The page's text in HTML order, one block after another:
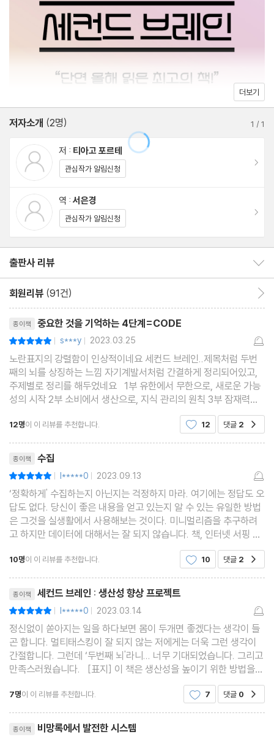
대의 기술과 융합했다. 우리의 두뇌가 불필요한 정보로 인해 과부하
에 걸리지 않도록 하고 중요한 지식을 효율적으로 활용할 수 있도록
하는 디지털 보관소를 구축한 것이다. ‘세컨드 브레인’이라 명명한
지, 모든 과정을 효율적으로 관리하는 기억 장치이자 생산 도구이다.
이 책을 읽은 독자들은 유례없는 정보 과잉 시대의 불안감과 피로함
을 극복하고 보다 도전적이고 창의적인 일을 해낼 힘을 얻게 될 것이
3부 잠재력에서 영향력으로, 창조적 과정의 완성
8장 창의적인 실행을 위한 세 가지 전략
9장 효율적인 실행을 위한 세 가지 습관
더보기
저자소개 (2명) 1 /1
저 : 티아고 포르테
관심작가 알림신청
역 : 서은경
관심작가 알림신청
출판사 리뷰
회원리뷰 (91건)
종이책 중요한 것을 기억하는 4단계=CODE
| s***y | 2023.03.25
노란표지의 강렬함이 인상적이네요 세컨드 브레인..제목처럼 두번
째의 뇌를 상징하는 느낌 자기계발서처럼 간결하게 정리되어있고,
주제별로 정리를 해두었네요 1부 유한에서 무한으로, 새로운 가능
성의 시작 2부 소비에서 생산으로, 지식 관리의 원칙 3부 잠재력에
한데..공감하는 요소가 곳곳에 숨어있네
12명이 이 리뷰를 추천합니다. 12 댓글 2
종이책 수집
| l*****0 | 2023.09.13
‘정확하게' 수집하는지 아닌지는 걱정하지 마라. 여기에는 정답도 오
답도 없다. 당신이 좋은 내용을 얻고 있는지 알 수 있는 유일한 방법
은 그것을 실생활에서 사용해보는 것이다. 미니멀리즘을 추구하려
고 하지만 데이터에 대해서는 잘 되지 않습니다. 책, 인터넷 서핑 등
에 버리거나, 남에게 주거나 할텐데 눈에
10명이 이 리뷰를 추천합니다. 10 댓글 2
종이책 세컨드 브레인 : 생산성 향상 프로젝트
| l*****0 | 2023.03.14
정신없이 쏟아지는 일을 하다보면 몸이 두개면 좋겠다는 생각이 들
곤 합니다. 멀티태스킹이 잘 되지 않는 저에게는 더욱 그런 생각이
간절합니다. 그런데 ‘두번째 뇌'라니... 너무 기대되었습니다. 그리고
만족스러웠습니다. [표지] 이 책은 생산성을 높이기 위한 방법을
세컨드 브레인을 만드는 방법은 아
7명이 이 리뷰를 추천합니다. 7 댓글 0
종이책 비망록에서 발전한 시스템